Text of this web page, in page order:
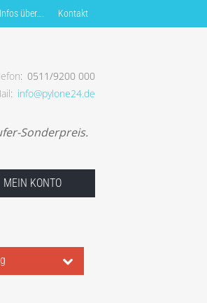
Infos über…. Kontakt
0511/9200 000
info@pylone24.de
Sonderpreis.
MEIN KONTO